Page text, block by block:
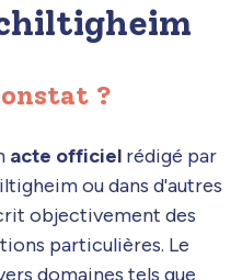
?
acte officiel rédigé par
ou dans d'autres
objectivement des
particulières. Le
domaines tels que